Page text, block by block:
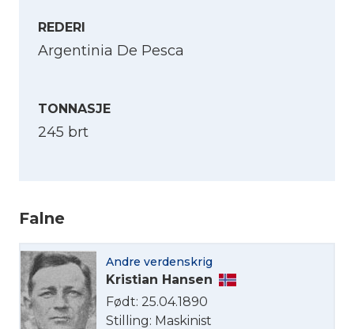
REDERI
Argentinia De Pesca
TONNASJE
245 brt
Falne
Andre verdenskrig
Kristian Hansen
Født: 25.04.1890
Stilling: Maskinist
Velg språk
English